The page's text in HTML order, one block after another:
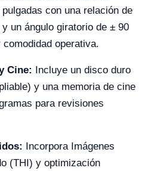
con una relación de
un ángulo giratorio de ± 90
operativa.
Cine: Incluye un disco duro
y una memoria de cine
para revisiones
Incorpora Imágenes
(THI) y optimización